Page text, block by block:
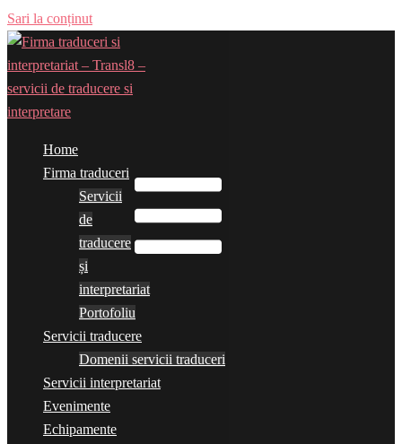
Sari la conținut
Home
Firma traduceri
Servicii
de
traducere
și
interpretariat
Portofoliu
Servicii traducere
Domenii servicii traduceri
Servicii interpretariat
Evenimente
Echipamente